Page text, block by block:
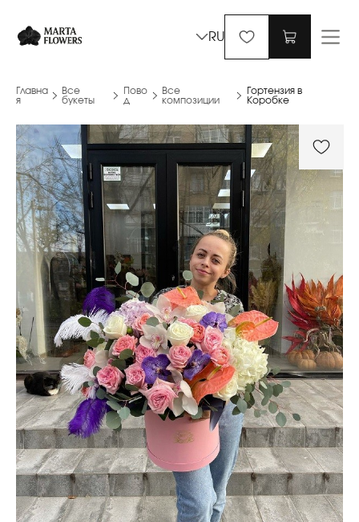
RU
Главна
я
Все
букеты
Пово
д
Все
композиции
Гортензия в
Коробке